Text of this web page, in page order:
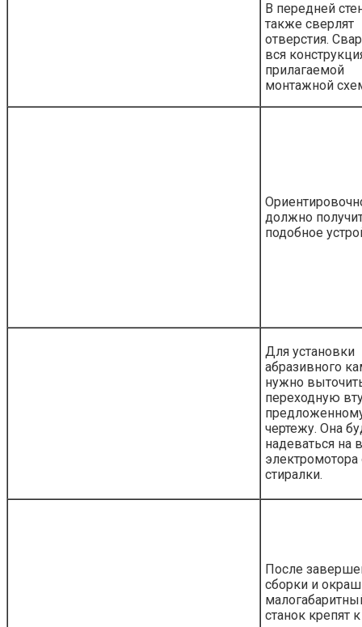
В передней
также сверлят
отверстия.
вся
прилагаемой
монтажной
должно
подобное
Для установки
абразивного
нужно
переходную
чертежу. Она
надеваться на
электромотора
стиралки.
После
сборки и
станок крепят